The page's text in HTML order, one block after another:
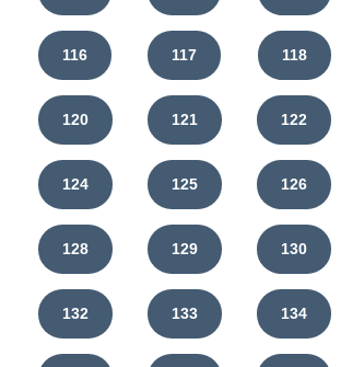
116 117 118
120 121 122
124 125 126
128 129 130
132 133 134